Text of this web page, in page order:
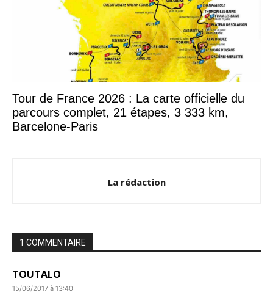
Tour de France 2026 : La carte officielle du
parcours complet, 21 étapes, 3 333 km,
Barcelone-Paris
La rédaction
1 COMMENTAIRE
TOUTALO
15/06/2017 à 13:40